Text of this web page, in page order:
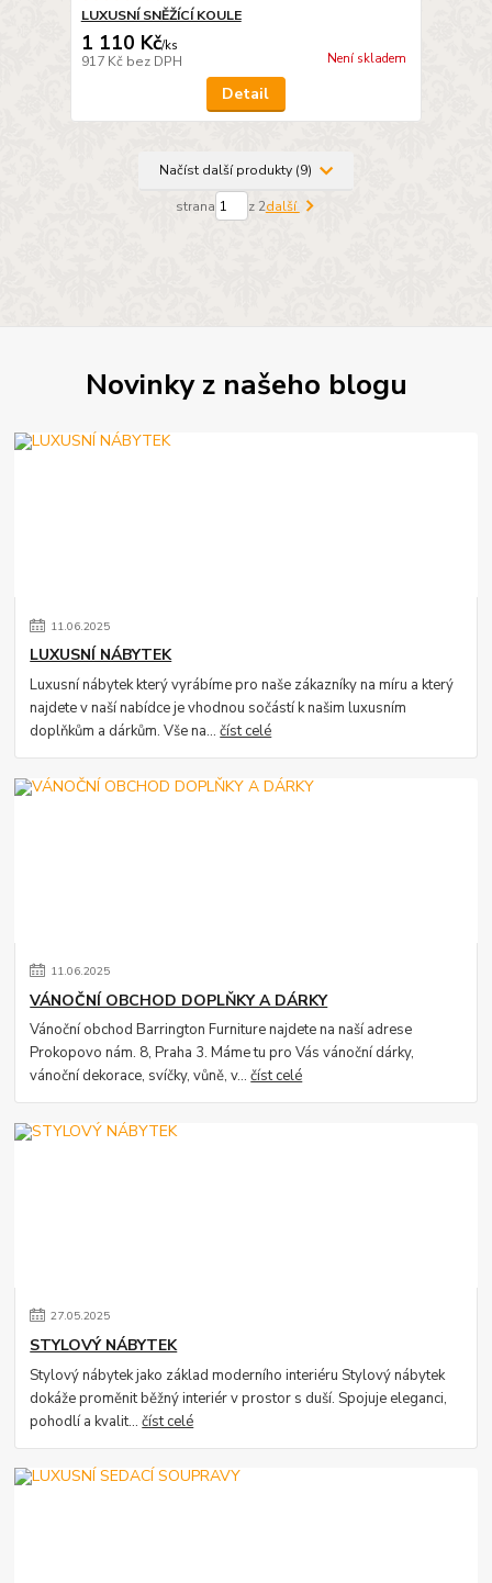
LUXUSNÍ SNĚŽÍCÍ KOULE
1 110 Kč/ks
917 Kč bez DPH Není skladem
Detail
Načíst další produkty (9)
strana z 2další
Novinky z našeho blogu
11.06.2025
LUXUSNÍ NÁBYTEK
Luxusní nábytek který vyrábíme pro naše zákazníky na míru a který
najdete v naší nabídce je vhodnou sočástí k našim luxusním
doplňkům a dárkům. Vše na...číst celé
11.06.2025
VÁNOČNÍ OBCHOD DOPLŇKY A DÁRKY
Vánoční obchod Barrington Furniture najdete na naší adrese
Prokopovo nám. 8, Praha 3. Máme tu pro Vás vánoční dárky,
vánoční dekorace, svíčky, vůně, v...číst celé
27.05.2025
STYLOVÝ NÁBYTEK
Stylový nábytek jako základ moderního interiéru Stylový nábytek
dokáže proměnit běžný interiér v prostor s duší. Spojuje eleganci,
pohodlí a kvalit...číst celé